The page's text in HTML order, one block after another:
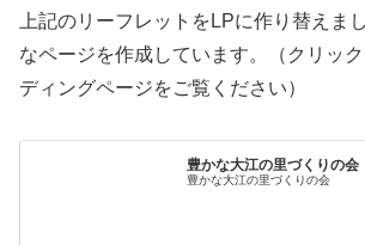
上記のリーフレットをLPに作り替えま
なページを作成しています。（クリッ
ディングページをご覧ください）
豊かな大江の里づくりの会
豊かな大江の里づくりの会